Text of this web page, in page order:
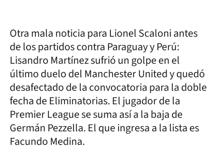
Otra mala noticia para Lionel Scaloni antes
de los partidos contra Paraguay y Perú:
Lisandro Martínez sufrió un golpe en el
último duelo del Manchester United y quedó
desafectado de la convocatoria para la doble
fecha de Eliminatorias. El jugador de la
Premier League se suma así a la baja de
Germán Pezzella. El que ingresa a la lista es
Facundo Medina.